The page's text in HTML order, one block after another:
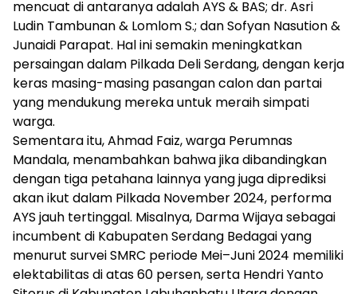
mencuat di antaranya adalah AYS & BAS; dr. Asri
Ludin Tambunan & Lomlom S.; dan Sofyan Nasution &
Junaidi Parapat. Hal ini semakin meningkatkan
persaingan dalam Pilkada Deli Serdang, dengan kerja
keras masing-masing pasangan calon dan partai
yang mendukung mereka untuk meraih simpati
warga.
Sementara itu, Ahmad Faiz, warga Perumnas
Mandala, menambahkan bahwa jika dibandingkan
dengan tiga petahana lainnya yang juga diprediksi
akan ikut dalam Pilkada November 2024, performa
AYS jauh tertinggal. Misalnya, Darma Wijaya sebagai
incumbent di Kabupaten Serdang Bedagai yang
menurut survei SMRC periode Mei–Juni 2024 memiliki
elektabilitas di atas 60 persen, serta Hendri Yanto